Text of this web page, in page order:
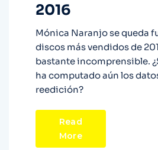
2016
Mónica Naranjo se queda
discos más vendidos de
bastante incomprensible.
ha computado aún los
reedición?
Read
More